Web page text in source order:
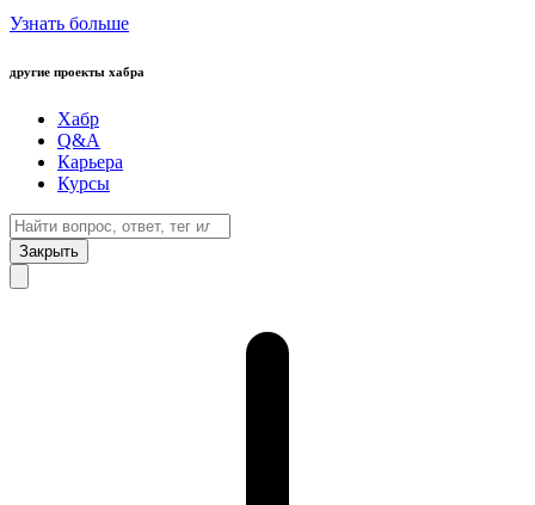
Узнать больше
другие проекты хабра
Хабр
Q&A
Карьера
Курсы
Закрыть